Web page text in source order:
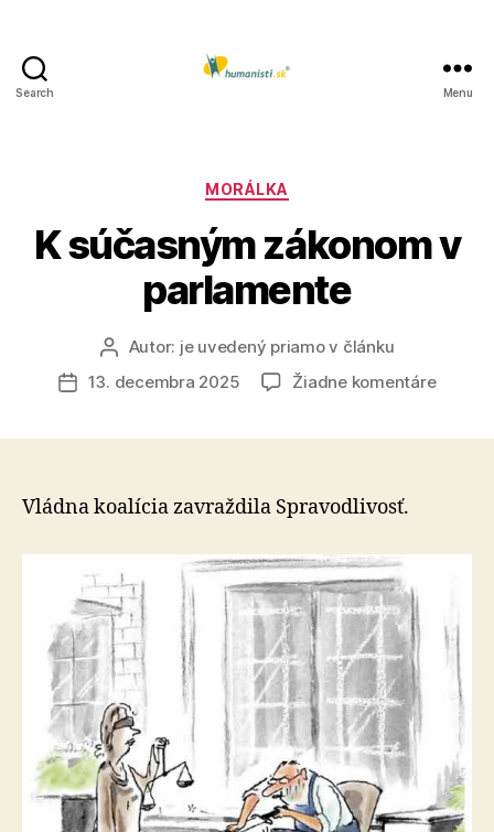
Search Menu
Kategórie
MORÁLKA
K súčasným zákonom v
parlamente
Autor
článku
Autor: je uvedený priamo v článku
Dátum
13. decembra 2025 Žiadne komentárena
Vládna koalícia zavraždila Spravodlivosť.